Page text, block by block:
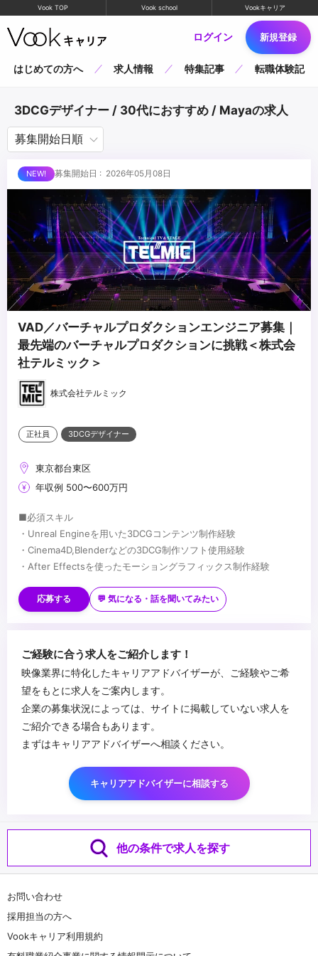
Vook TOP Vook school Vookキャリア
ログイン 新規登録
はじめての方へ 求人情報 特集記事 転職体験記
3DCGデザイナー / 30代におすすめ / Mayaの求人
募集開始日 : 2026年05月08日
VAD／バーチャルプロダクションエンジニア募集｜
最先端のバーチャルプロダクションに挑戦＜株式会
社テルミック＞
株式会社テルミック
正社員 3DCGデザイナー
東京都台東区
年収例 500〜600万円
■必須スキル
・Unreal Engineを用いた3DCGコンテンツ制作経験
・Cinema4D,Blenderなどの3DCG制作ソフト使用経験
・After Effectsを使ったモーショングラフィックス制作経験
・Davinci Resolve使用経験
・LEDビジョン、カメラ、照明に関する知識・経験
■求める人物像
しい技術に興味があり、トライ＆エラーできる方
・監督や撮影監督、美術部門などの各チームとの密な連携が可能で
あること（要コミュニケーションスキル）
・幅広い制作業務に柔軟に対応頂ける方
...
応募する 💬 気になる・話を聞いてみたい
ご経験に合う求人をご紹介します！
映像業界に特化したキャリアアドバイザーが、ご経験やご希
望をもとに求人をご案内します。
企業の募集状況によっては、サイトに掲載していない求人を
ご紹介できる場合もあります。
まずはキャリアアドバイザーへ相談ください。
キャリアアドバイザーに相談する
他の条件で求人を探す
お問い合わせ
採用担当の方へ
Vookキャリア利用規約